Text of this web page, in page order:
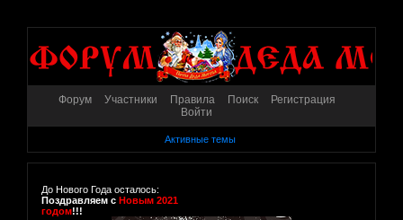
Форум Участники Правила Поиск
Регистрация
Войти
Активные темы
До Нового Года осталось:
Поздравляем с Новым 2021
годом!!!